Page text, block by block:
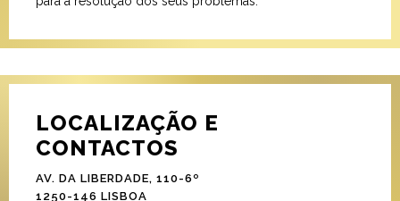
LOCALIZAÇÃO E
CONTACTOS
AV. DA LIBERDADE, 110-6º
1250-146 LISBOA